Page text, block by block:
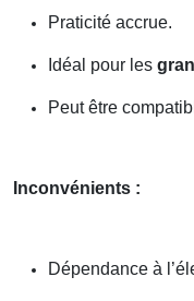
Praticité accrue.
Idéal pour les
Peut être
Inconvénients :
Dépendance à